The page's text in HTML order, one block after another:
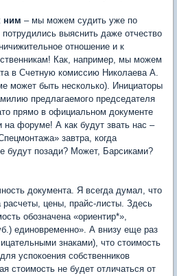
ним – мы можем судить уже по
выяснить даже отчество
отношение и к
Как, например, мы можем
в Счетную комиссию Николаева А.
может быть несколько). Инициаторы
предлагаемого председателя
прямо в официальном документе
на форуме! А как будут звать нас –
завтра, когда
будут позади? Может, Барсиками?
документа. Я всегда думал, что
цены, прайс-листы. Здесь
обозначена «ориентир*»,
единовременно». А внизу еще раз
знаками), что стоимость
успокоения собственников
стоимость не будет отличаться от